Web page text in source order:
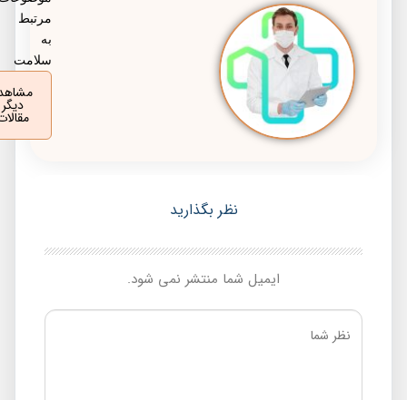
مرتبط
سلامت
مشاهده
مقالات
نظر بگذارید
ایمیل شما منتشر نمی شود.